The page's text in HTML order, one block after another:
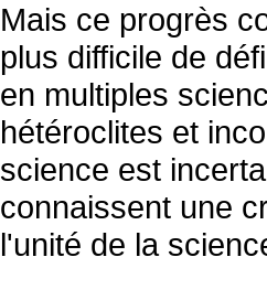
Mais ce progrès
plus difficile de
en multiples
hétéroclites et
science est
connaissent une
l'unité de la